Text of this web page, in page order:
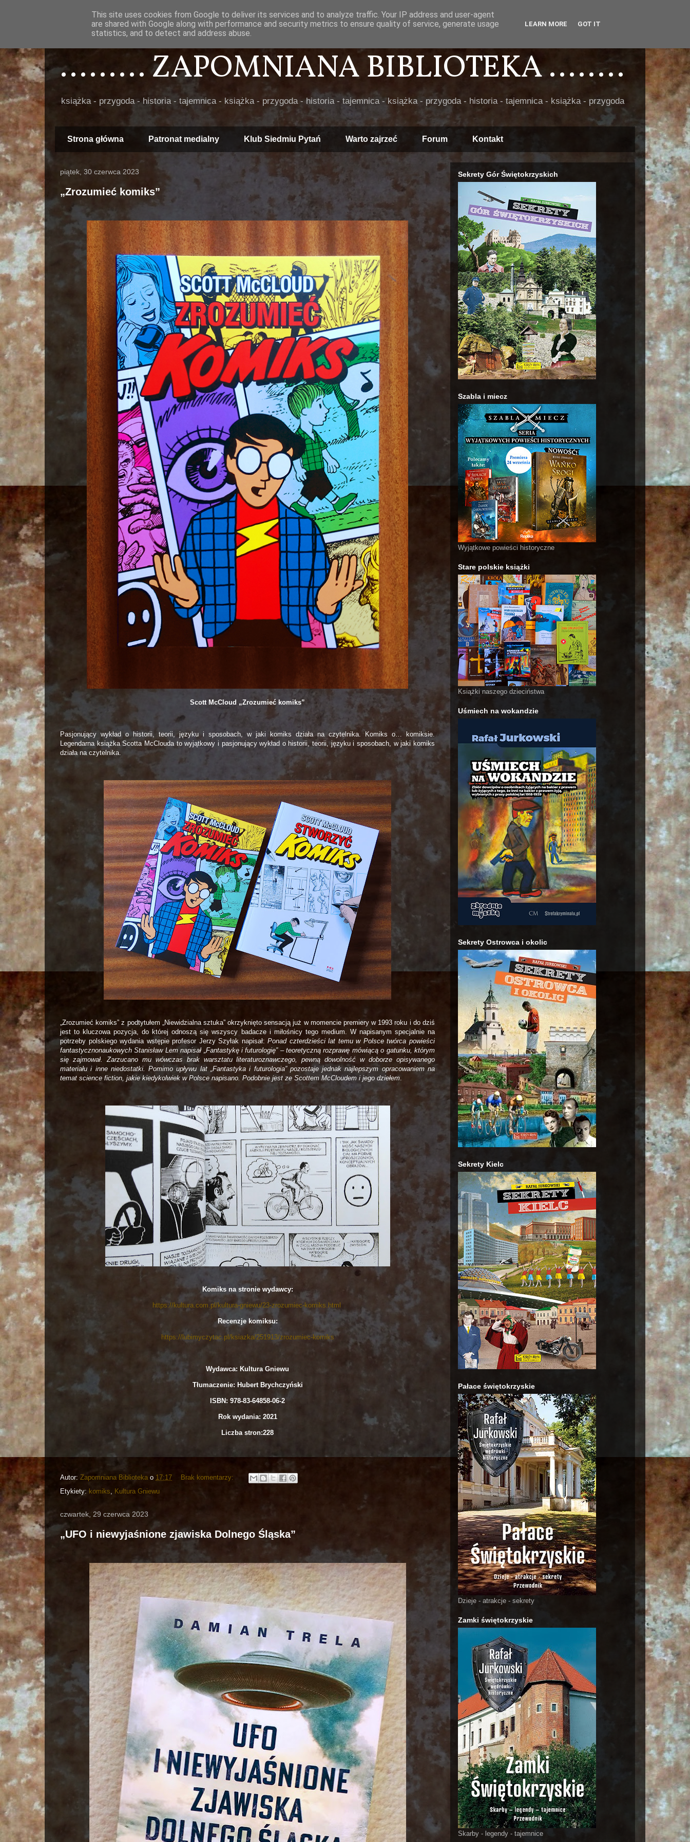
......... ZAPOMNIANA BIBLIOTEKA ........
książka - przygoda - historia - tajemnica - książka - przygoda - historia - tajemnica - książka - przygoda - historia - tajemnica - książka - przygoda
Strona główna Patronat medialny Klub Siedmiu Pytań Warto zajrzeć Forum Kontakt
piątek, 30 czerwca 2023
„Zrozumieć komiks”
Scott McCloud „Zrozumieć komiks”
Pasjonujący wykład o historii, teorii, języku i sposobach, w jaki komiks działa na czytelnika. Komiks o… komiksie.
Legendarna książka Scotta McClouda to wyjątkowy i pasjonujący wykład o historii, teorii, języku i sposobach, w jaki komiks
działa na czytelnika.
„Zrozumieć komiks” z podtytułem „Niewidzialna sztuka” okrzyknięto sensacją już w momencie premiery w 1993 roku i do dziś
jest to kluczowa pozycja, do której odnoszą się wszyscy badacze i miłośnicy tego medium. W napisanym specjalnie na
potrzeby polskiego wydania wstępie profesor Jerzy Szyłak napisał:Ponad czterdzieści lat temu w Polsce twórca powieści
fantastycznonaukowych Stanisław Lem napisał „Fantastykę i futurologię” – teoretyczną rozprawę mówiącą o gatunku, którym
się zajmował. Zarzucano mu wówczas brak warsztatu literaturoznawczego, pewną dowolność w doborze opisywanego
materiału i inne niedostatki. Pomimo upływu lat „Fantastyka i futurologia” pozostaje jednak najlepszym opracowaniem na
temat science fiction, jakie kiedykolwiek w Polsce napisano. Podobnie jest ze Scottem McCloudem i jego dziełem.
Komiks na stronie wydawcy:
https://kultura.com.pl/kultura-gniewu/23-zrozumiec-komiks.html
Recenzje komiksu:
https://lubimyczytac.pl/ksiazka/251913/zrozumiec-komiks
Wydawca: Kultura Gniewu
Tłumaczenie: Hubert Brychczyński
ISBN: 978-83-64858-06-2
Rok wydania: 2021
Liczba stron:228
Autor: Zapomniana Biblioteka o 17:17
Brak komentarzy:
Etykiety: komiks Kultura Gniewu
czwartek, 29 czerwca 2023
„UFO i niewyjaśnione zjawiska Dolnego Śląska”
Sekrety Gór Świętokrzyskich
Szabla i miecz
Wyjątkowe powieści historyczne
Stare polskie książki
Książki naszego dzieciństwa
Uśmiech na wokandzie
Sekrety Ostrowca i okolic
Sekrety Kielc
Pałace świętokrzyskie
Dzieje - atrakcje - sekrety
Zamki świętokrzyskie
Skarby - legendy - tajemnice
This site uses cookies from Google to deliver its services and to analyze traffic. Your IP address and user-agent
are shared with Google along with performance and security metrics to ensure quality of service, generate usage
statistics, and to detect and address abuse.
LEARN MORE GOT IT